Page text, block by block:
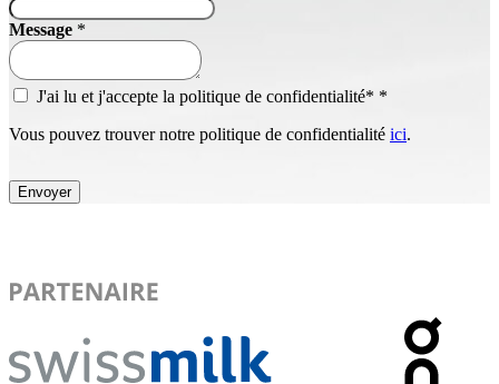
Message *
J'ai lu et j'accepte la politique de confidentialité* *
Vous pouvez trouver notre politique de confidentialité ici.
Envoyer